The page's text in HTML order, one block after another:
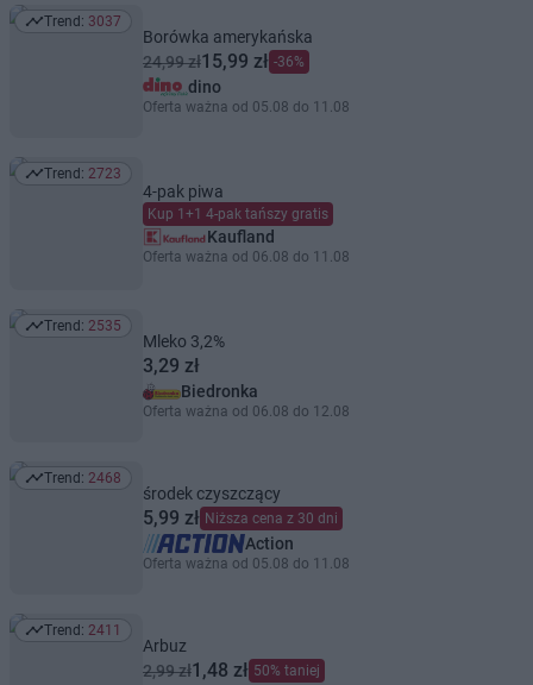
Trend: 3037
Trend: 3037
Borówka amerykańska
24,99 zł15,99 zł -36%
dino
Oferta ważna od 05.08 do 11.08
Trend: 2723
Trend: 2723
4-pak piwa
Kup 1+1 4-pak tańszy gratis
Kaufland
Oferta ważna od 06.08 do 11.08
Trend: 2535
Trend: 2535
Mleko 3,2%
3,29 zł
Biedronka
Oferta ważna od 06.08 do 12.08
Trend: 2468
Trend: 2468
środek czyszczący
5,99 zł Niższa cena z 30 dni
Action
Oferta ważna od 05.08 do 11.08
Trend: 2411
Trend: 2411
Arbuz
2,99 zł1,48 zł 50% taniej